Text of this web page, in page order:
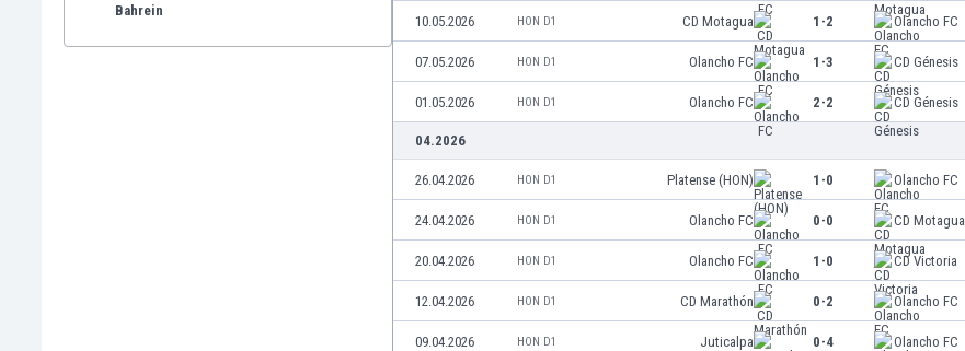
Bahrein
10.05.2026 HON D1 CD Motagua 1-2 Olancho FC
07.05.2026 HON D1 Olancho FC 1-3 CD Génesis
01.05.2026 HON D1 Olancho FC 2-2 CD Génesis
04.2026
26.04.2026 HON D1 Platense (HON) 1-0 Olancho FC
24.04.2026 HON D1 Olancho FC 0-0 CD Motagua
20.04.2026 HON D1 Olancho FC 1-0 CD Victoria
12.04.2026 HON D1 CD Marathón 0-2 Olancho FC
09.04.2026 HON D1 Juticalpa 0-4 Olancho FC